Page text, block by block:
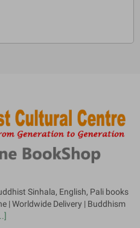
Sinhala, English, Pali books
| Worldwide Delivery | Buddhism